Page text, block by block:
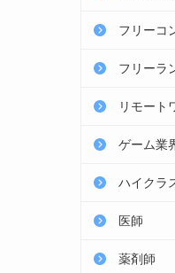
フリーコ
フリーラ
リモート
ゲーム業
ハイクラ
医師
薬剤師